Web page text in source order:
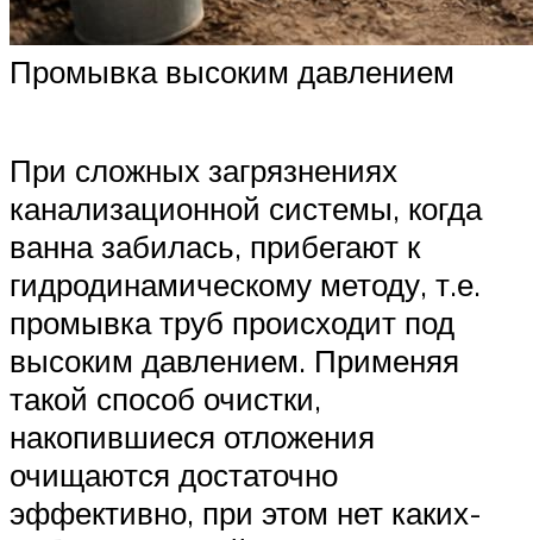
Промывка высоким давлением
При сложных загрязнениях
канализационной системы, когда
ванна забилась, прибегают к
гидродинамическому методу, т.е.
промывка труб происходит под
высоким давлением. Применяя
такой способ очистки,
накопившиеся отложения
очищаются достаточно
эффективно, при этом нет каких-